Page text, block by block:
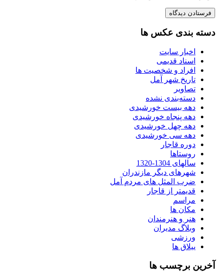
دسته بندی عکس ها
اخبار سایت
اسناد قدیمی
افراد و شخصیت ها
تاریخ شهر آمل
تصاویر
دسته‌بندی نشده
دهه بیست خورشیدی
دهه پنجاه خورشیدی
دهه چهل خورشیدی
دهه سی خورشیدی
دوره قاجار
روستاها
سالهای 1304-1320
شهرهای دیگر مازندران
ضرب المثل های مردم آمل
قدیمتر از قاجار
مراسم
مکان ها
هنر و هنرمندان
وبلاگ مدیران
ورزشی
ییلاق ها
آخرین برچسب ها